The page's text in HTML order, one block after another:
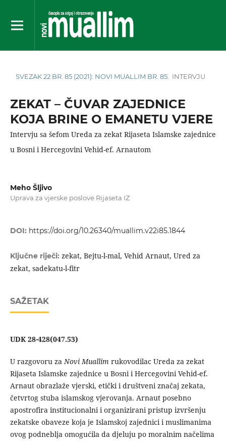
SVEZAK 22 BR. 85 (2021): NOVI MUALLIM BR. 85. INTERVJU
ZEKAT – ČUVAR ZAJEDNICE
KOJA BRINE O EMANETU VJERE
Intervju sa šefom Ureda za zekat Rijaseta Islamske zajednice
u Bosni i Hercegovini Vehid-ef. Arnautom
Meho Šljivo
Uprava za vjerske poslove Rijaseta IZ
DOI: https://doi.org/10.26340/muallim.v22i85.1844
Ključne riječi: zekat, Bejtu-l-mal, Vehid Arnaut, Ured za
zekat, sadekatu-l-fitr
SAŽETAK
UDK 28-428(047.53)
U razgovoru zaNovi Muallim rukovodilac Ureda za zekat
Rijaseta Islamske zajednice u Bosni i Hercegovini Vehid-ef.
Arnaut obrazlaže vjerski, etički i društveni značaj zekata,
četvrtog stuba islamskog vjerovanja. Arnaut posebno
apostrofira institucionalni i organizirani pristup izvršenju
zekatske obaveze koja je Islamskoj zajednici i muslimanima
ovog podneblja omogućila da djeluju po moralnim načelima